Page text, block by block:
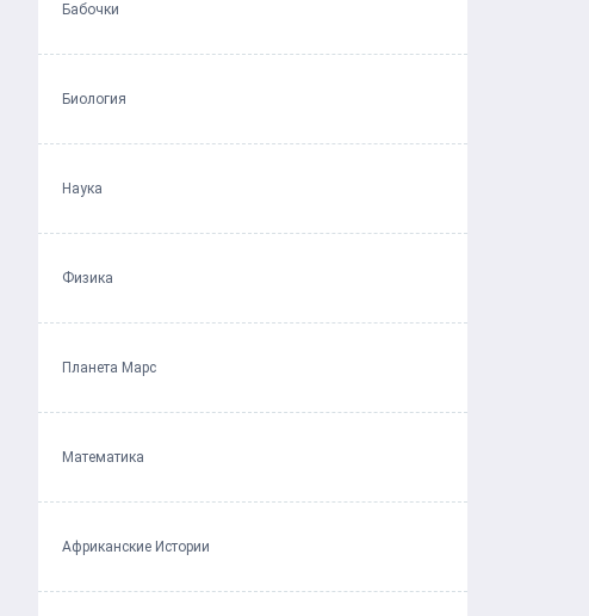
Бабочки
Биология
Наука
Физика
Планета Марс
Математика
Африканские Истории